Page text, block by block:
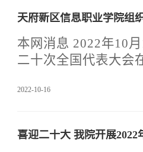
天府新区信息职业学院组
本网消息 2022年10
二十次全国代表大会
行政楼315会议室、
近平总书记的报告，
的教育教学和学习鼓
2022-10-16
喜迎二十大 我院开展